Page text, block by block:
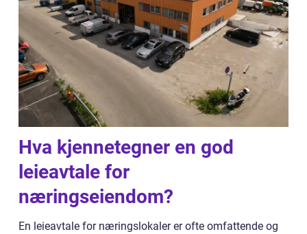
Hva kjennetegner en god
leieavtale for
næringseiendom?
En leieavtale for næringslokaler er ofte omfattende og